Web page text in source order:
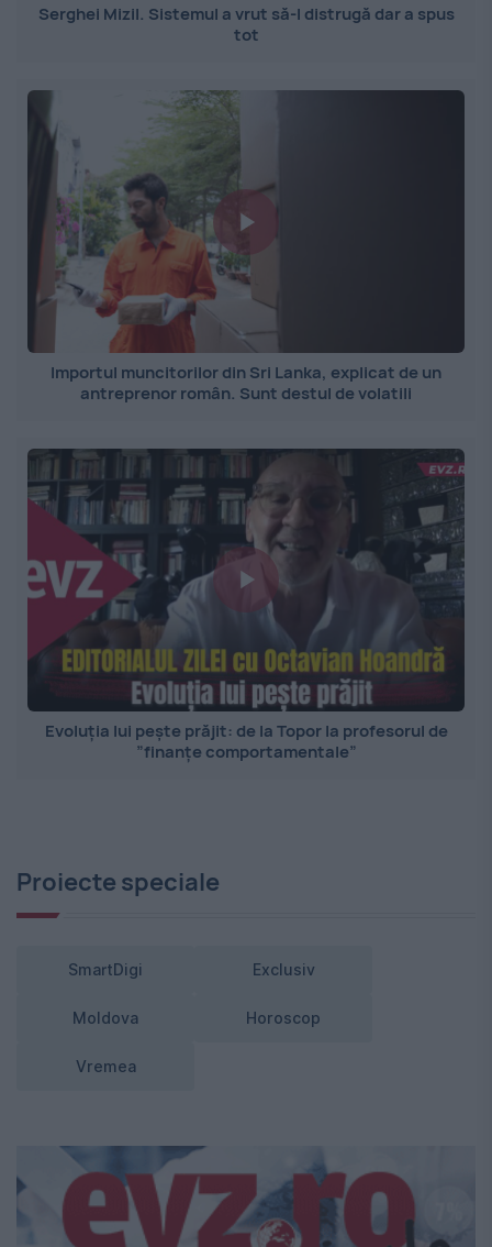
Serghei Mizil. Sistemul a vrut să-l distrugă dar a spus
tot
Importul muncitorilor din Sri Lanka, explicat de un
antreprenor român. Sunt destul de volatili
Evoluția lui pește prăjit: de la Topor la profesorul de
”finanțe comportamentale”
Proiecte speciale
SmartDigi Exclusiv
Moldova Horoscop
Vremea